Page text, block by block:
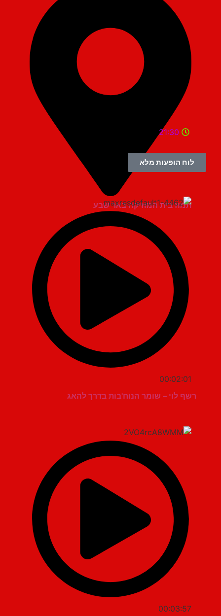
תמוז בית המוזיקה באר שבע
21:30
לוח הופעות מלא
00:02:01
רשף לוי – שומר הנוח'בות בדרך להאג
00:03:57